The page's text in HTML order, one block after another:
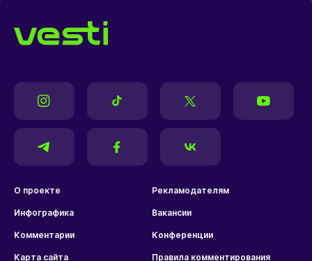
О проекте Рекламодателям
Инфографика Вакансии
Комментарии Конференции
Карта сайта Правила комментирования